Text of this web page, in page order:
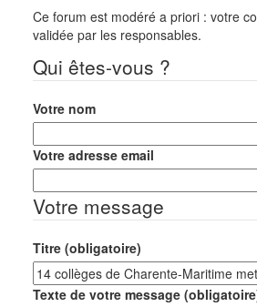
Ce forum est modéré a priori : votre
validée par les responsables.
Qui êtes-vous ?
Votre nom
Votre adresse email
Votre message
Titre (obligatoire)
Texte de votre message